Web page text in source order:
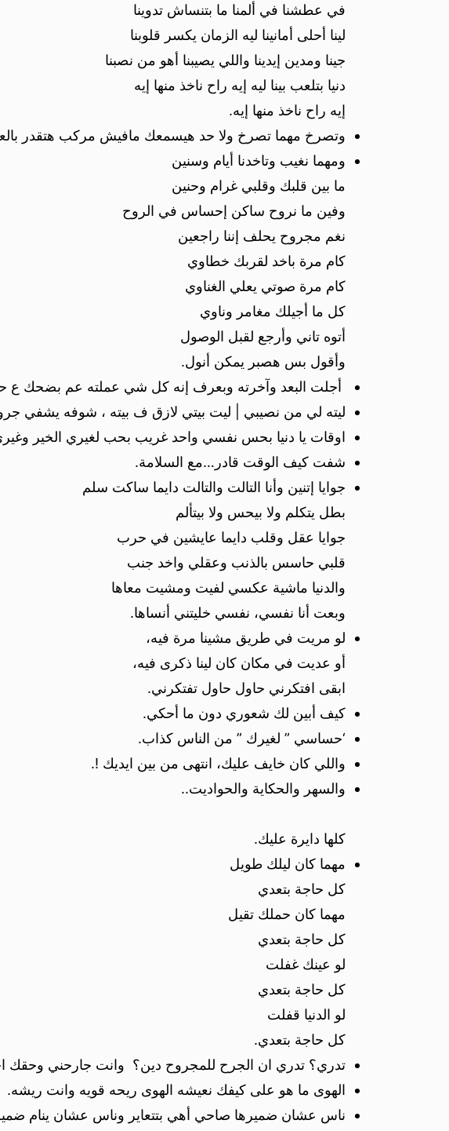
في عطشنا في ألمنا ما بتنساش تدوينا
لينا أحلى أمانينا ليه الزمان يكسر قلوبنا
جينا ومدين إيدينا واللي يصيبنا أهو من نصبنا
دنيا بتلعب بينا ليه إيه راح ناخذ منها إيه
إيه راح ناخذ منها إيه.
وتصرخ مهما تصرخ ولا حد هيسمعك مافيش مركب هتقدر
ومهما نغيب وتاخدنا أيام وسنين
ما بين قلبك وقلبي غرام وحنين
وفين ما نروح ساكن إحساس في الروح
نغم مجروح يحلف إننا راجعين
كام مرة باخد لقربك خطاوي
كام مرة صوتي يعلي الغناوي
كل ما أجيلك مغامر وناوي
أتوه تاني وأرجع لقبل الوصول
وأقول بس هصبر يمكن أنول.
أجلت البعد وآخرته وبعرف إنه كل شي عملته عم بضحك ع
ليته لي من نصيبي | ليت بيتي لازق ف بيته ، شوفه يشفي
اوقات يا دنيا بحس نفسي واحد غريب بحب لغيري الخير
شفت كيف الوقت قادر…مع السلامة.
جوايا إتنين وأنا التالت والتالت دايما ساكت سلم
بطل يتكلم ولا بيحس ولا بيتألم
جوايا عقل وقلب دايما عايشين في حرب
قلبي حاسس بالذنب وعقلي واخد جنب
والدنيا ماشية عكسي لفيت ومشيت معاها
وبعت أنا نفسي، نفسي خليتني أنساها.
‏لو مريت في طريق مشينا مرة فيه،
أو عديت في مكان كان لينا ذكرى فيه،
ابقى افتكرني حاول حاول تفتكرني.
كيف أبين لك شعوري دون ما أحكي.
‘حساسي ” لغيرك ” من الناس كذاب.
واللي كان خايف عليك، انتهى من بين ايديك !.
والسهر والحكاية والحواديت..
كلها دايرة عليك.
مهما كان ليلك طويل
كل حاجة بتعدي
مهما كان حملك تقيل
كل حاجة بتعدي
لو عينك غفلت
كل حاجة بتعدي
لو الدنيا قفلت
كل حاجة بتعدي.
تدري؟ تدري ان الجرح للمجروح دين؟ وانت جارحني وحقك
الهوى ما هو على كيفك نعيشه الهوى ريحه قويه وانت ريشه.
ناس عشان ضميرها صاحي أهي بتتعاير وناس عشان ينام